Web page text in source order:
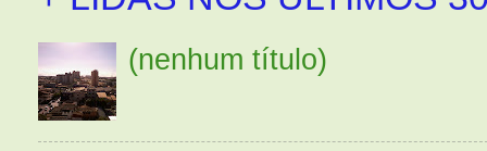
(nenhum título)